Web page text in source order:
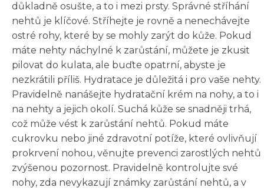
důkladně osušte, a to i mezi prsty. Správné stříhání
nehtů je klíčové. Stříhejte je rovně a nenechávejte
ostré rohy, které by se mohly zarýt do kůže. Pokud
máte nehty náchylné k zarůstání, můžete je zkusit
pilovat do kulata, ale buďte opatrní, abyste je
nezkrátili příliš. Hydratace je důležitá i pro vaše nehty.
Pravidelně nanášejte hydratační krém na nohy, a to i
na nehty a jejich okolí. Suchá kůže se snadněji trhá,
což může vést k zarůstání nehtů. Pokud máte
cukrovku nebo jiné zdravotní potíže, které ovlivňují
prokrvení nohou, věnujte prevenci zarostlých nehtů
zvýšenou pozornost. Pravidelně kontrolujte své
nohy, zda nevykazují známky zarůstání nehtů, a v